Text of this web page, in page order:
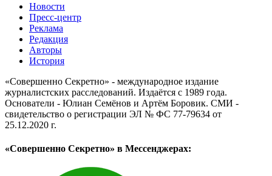
Новости
Пресс-центр
Реклама
Редакция
Авторы
История
«Совершенно Секретно» - международное издание
журналистских расследований. Издаётся с 1989 года.
Основатели - Юлиан Семёнов и Артём Боровик. CМИ -
свидетельство о регистрации ЭЛ № ФС 77-79634 от
25.12.2020 г.
«Совершенно Секретно» в Мессенджерах: